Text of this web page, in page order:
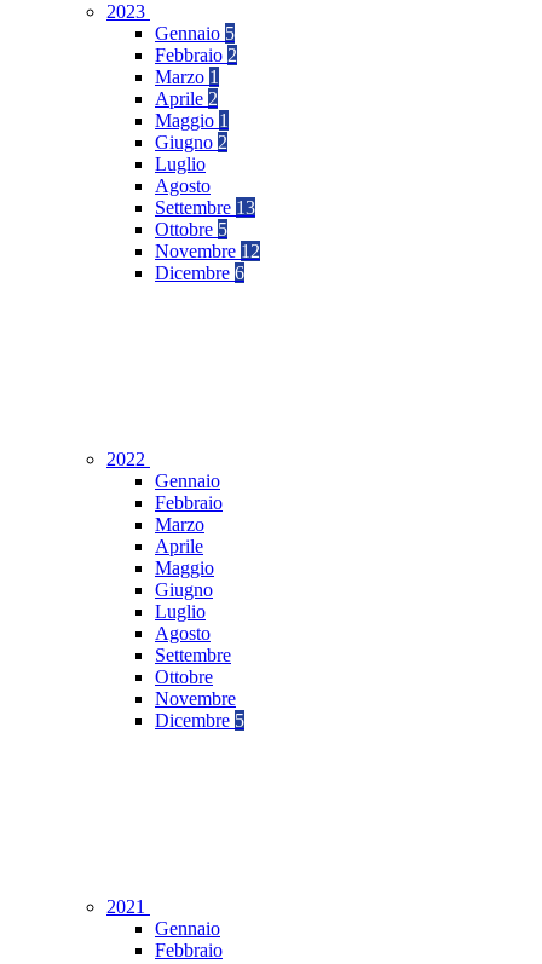
2023
Gennaio 5
Febbraio 2
Marzo 1
Aprile 2
Maggio 1
Giugno 2
Luglio
Agosto
Settembre 13
Ottobre 5
Novembre 12
Dicembre 6
2022
Gennaio
Febbraio
Marzo
Aprile
Maggio
Giugno
Luglio
Agosto
Settembre
Ottobre
Novembre
Dicembre 5
2021
Gennaio
Febbraio